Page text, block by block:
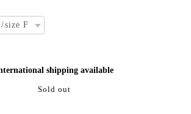
shipping available
Sold out